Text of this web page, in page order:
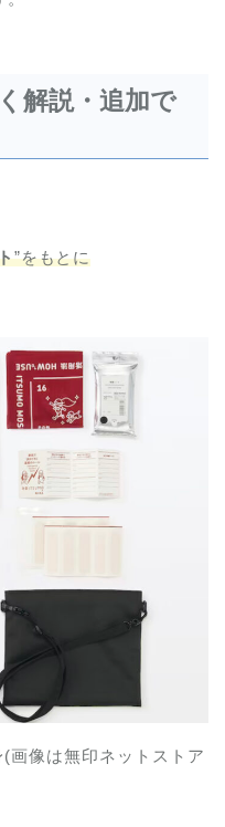
解説・追加で
”をもとに
画像は無印ネットストア